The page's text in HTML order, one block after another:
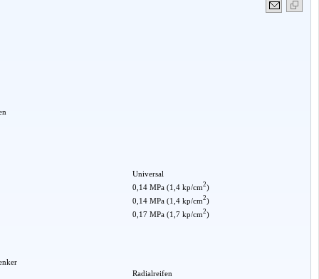
Universal
0,14 MPa (1,4 kp/cm2)
0,14 MPa (1,4 kp/cm2)
0,17 MPa (1,7 kp/cm2)
Radialreifen